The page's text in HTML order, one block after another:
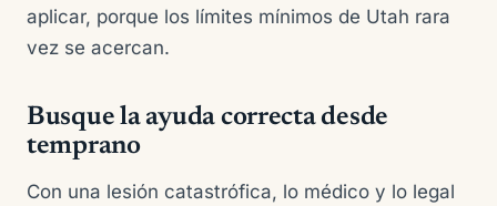
aplicar, porque los límites mínimos de Utah rara
vez se acercan.
Busque la ayuda correcta desde
temprano
Con una lesión catastrófica, lo médico y lo legal